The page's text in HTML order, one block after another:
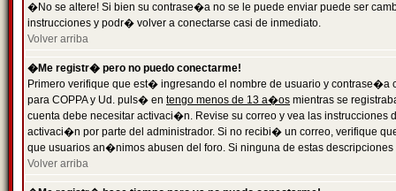
�No se altere! Si bien su contrase�a no se le puede enviar puede ser
instrucciones y podr� volver a conectarse casi de inmediato.
Volver arriba
�Me registr� pero no puedo conectarme!
Primero verifique que est� ingresando el nombre de usuario y
para COPPA y Ud. puls� en tengo menos de 13 a�os mientras se
cuenta debe necesitar activaci�n. Revise su correo y vea las
activaci�n por parte del administrador. Si no recibi� un correo, verifique
que usuarios an�nimos abusen del foro. Si ninguna de estas
Volver arriba